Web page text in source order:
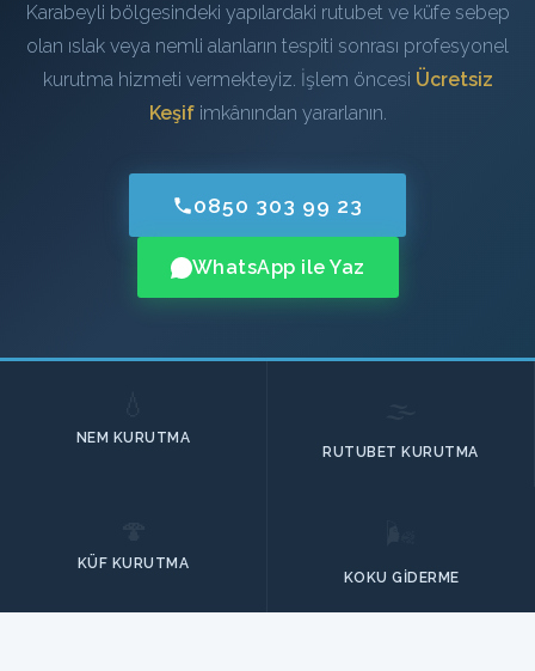
Karabeyli bölgesindeki yapılardaki rutubet ve küfe sebep
olan ıslak veya nemli alanların tespiti sonrası profesyonel
kurutma hizmeti vermekteyiz. İşlem öncesi Ücretsiz
Keşifimkânından yararlanın.
0850 303 99 23
WhatsApp ile Yaz
NEM KURUTMA
RUTUBET KURUTMA
KÜF KURUTMA
KOKU GIDERME